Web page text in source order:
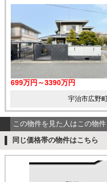
699万円～3390万円
宇治市広野
この物件を見た人はこの物
同じ価格帯の物件はこちら